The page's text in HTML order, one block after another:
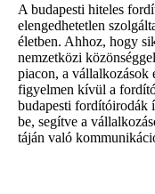
A budapesti hiteles
elengedhetetlen
életben. Ahhoz, hogy
nemzetközi
piacon, a vállalkozások
figyelmen kívül a
budapesti fordítóirodák
be, segítve a
táján való